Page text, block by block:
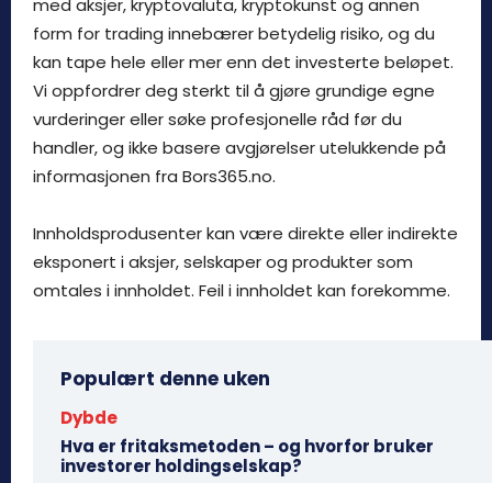
med aksjer, kryptovaluta, kryptokunst og annen
form for trading innebærer betydelig risiko, og du
kan tape hele eller mer enn det investerte beløpet.
Vi oppfordrer deg sterkt til å gjøre grundige egne
vurderinger eller søke profesjonelle råd før du
handler, og ikke basere avgjørelser utelukkende på
informasjonen fra Bors365.no.
Innholdsprodusenter kan være direkte eller indirekte
eksponert i aksjer, selskaper og produkter som
omtales i innholdet. Feil i innholdet kan forekomme.
Populært denne uken
Dybde
Hva er fritaksmetoden – og hvorfor bruker
investorer holdingselskap?